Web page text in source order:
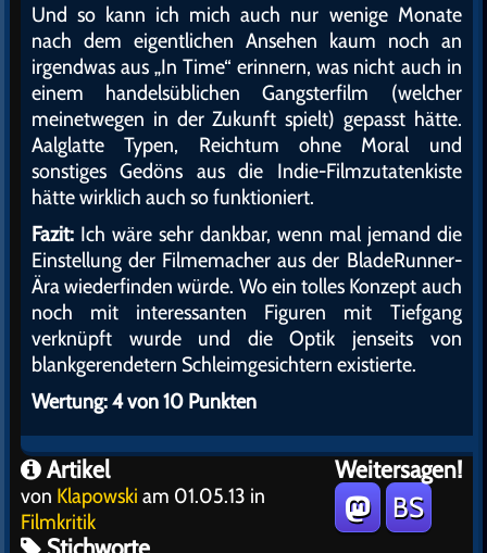
Und so kann ich mich auch nur wenige Monate
nach dem eigentlichen Ansehen kaum noch an
irgendwas aus „In Time“ erinnern, was nicht auch in
einem handelsüblichen Gangsterfilm (welcher
meinetwegen in der Zukunft spielt) gepasst hätte.
Aalglatte Typen, Reichtum ohne Moral und
sonstiges Gedöns aus die Indie-Filmzutatenkiste
hätte wirklich auch so funktioniert.
Fazit: Ich wäre sehr dankbar, wenn mal jemand die
Einstellung der Filmemacher aus der BladeRunner-
Ära wiederfinden würde. Wo ein tolles Konzept auch
noch mit interessanten Figuren mit Tiefgang
verknüpft wurde und die Optik jenseits von
blankgerendetern Schleimgesichtern existierte.
Wertung: 4 von 10 Punkten
Weitersagen!
BS
Artikel
von Klapowski am 01.05.13 in
Filmkritik